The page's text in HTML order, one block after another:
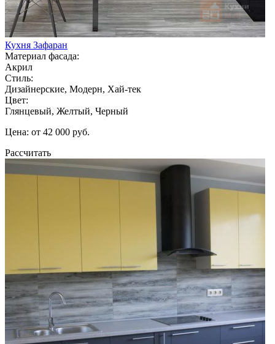
Кухня Зафаран
Материал фасада:
Акрил
Стиль:
Дизайнерские, Модерн, Хай-тек
Цвет:
Глянцевый, Желтый, Черный
Цена: от 42 000 руб.
Рассчитать